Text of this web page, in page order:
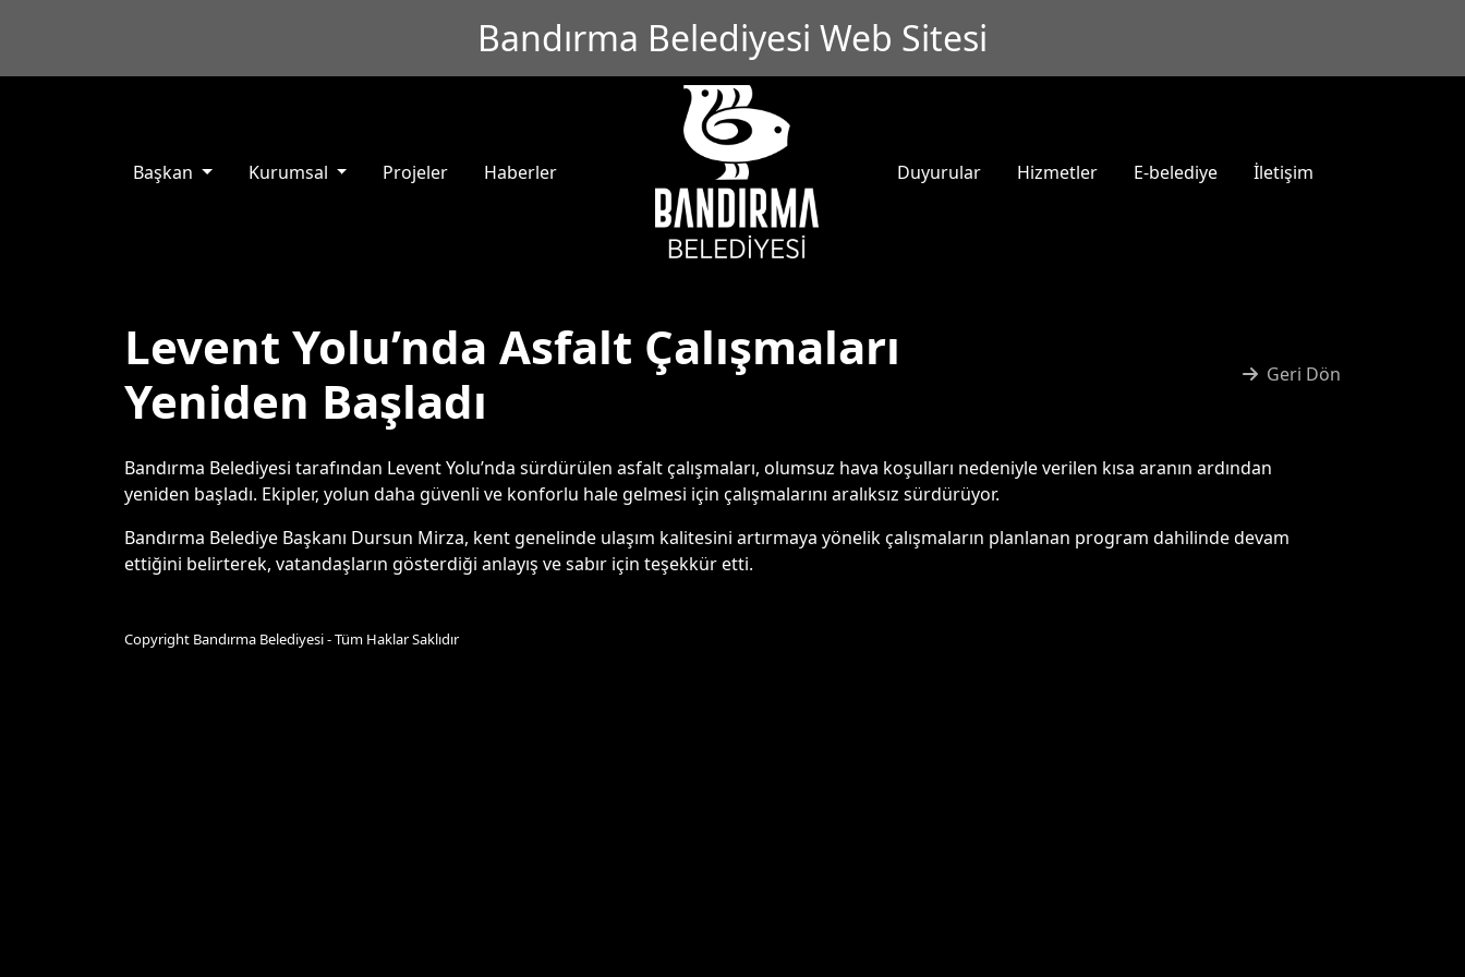
Bandırma Belediyesi Web Sitesi
Başkan Kurumsal Projeler Haberler Duyurular Hizmetler E-belediye İletişim
Levent Yolu’nda Asfalt Çalışmaları
Yeniden Başladı
Geri Dön
Bandırma Belediyesi tarafından Levent Yolu’nda sürdürülen asfalt çalışmaları, olumsuz hava koşulları nedeniyle verilen kısa aranın ardından
yeniden başladı. Ekipler, yolun daha güvenli ve konforlu hale gelmesi için çalışmalarını aralıksız sürdürüyor.
Bandırma Belediye Başkanı Dursun Mirza, kent genelinde ulaşım kalitesini artırmaya yönelik çalışmaların planlanan program dahilinde devam
ettiğini belirterek, vatandaşların gösterdiği anlayış ve sabır için teşekkür etti.
Copyright Bandırma Belediyesi - Tüm Haklar Saklıdır